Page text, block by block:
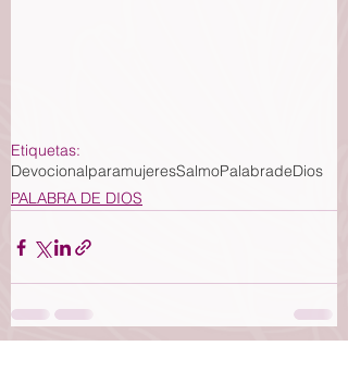
Etiquetas:
DevocionalparamujeresSalmoPalabradeDios
PALABRA DE DIOS